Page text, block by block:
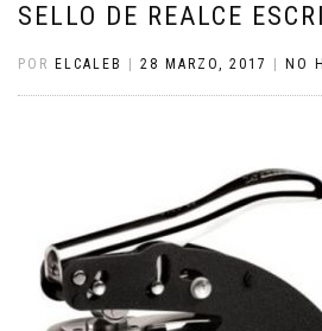
SELLO DE REALCE
POR ELCALEB 28 MARZO, 2017 NO